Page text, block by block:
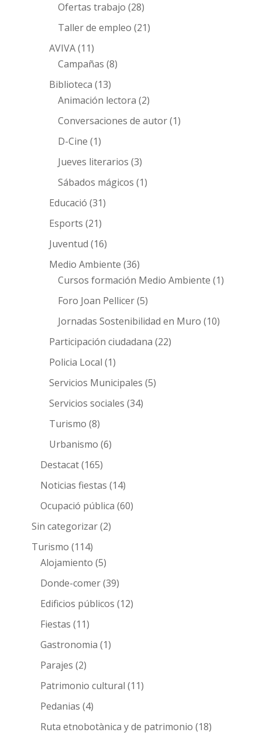
Ofertas trabajo (28)
Taller de empleo (21)
AVIVA(11)
Campañas (8)
Biblioteca (13)
Animación lectora (2)
Conversaciones de autor(1)
D-Cine (1)
Jueves literarios (3)
Sábados mágicos (1)
Educació (31)
Esports (21)
Juventud (16)
Medio Ambiente (36)
Cursos formación Medio Ambiente (1)
Foro Joan Pellicer(5)
Jornadas Sostenibilidad en Muro (10)
Participación ciudadana (22)
Policia Local (1)
Servicios Municipales (5)
Servicios sociales (34)
Turismo (8)
Urbanismo (6)
Destacat(165)
Noticias fiestas (14)
Ocupació pública (60)
Sin categorizar(2)
Turismo (114)
Alojamiento (5)
Donde-comer(39)
Edificios públicos (12)
Fiestas (11)
Gastronomia (1)
Parajes (2)
Patrimonio cultural (11)
Pedanias (4)
Ruta etnobotànica y de patrimonio (18)